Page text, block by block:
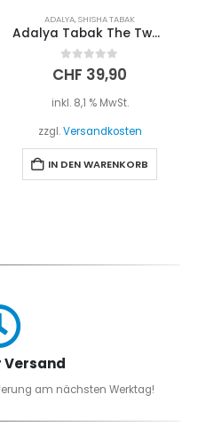
ADALYA,SHISHA TABAK
Adalya Tabak The Two Apples Mint 200g
0out of 5
CHF 39,90
inkl. 8,1 % MwSt.
zzgl.Versandkosten
IN DEN WARENKORB
Versand
am nächsten Werktag!